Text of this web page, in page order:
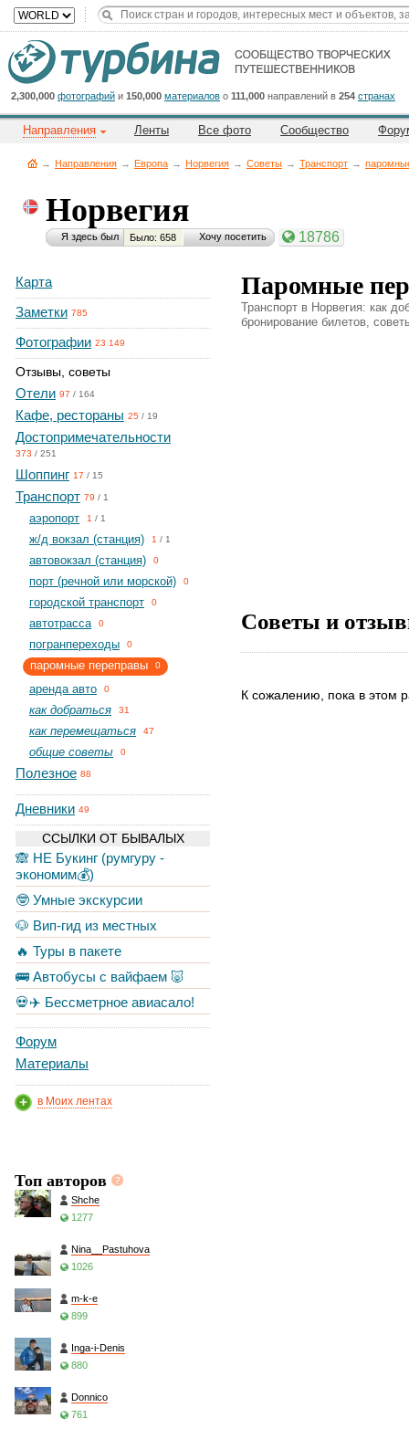
2,300,000 фотографий и 150,000 материалов о 111,000 направлений в 254 странах
Направления Ленты Все фото Сообщество
→ Направления → Европа → Норвегия → Советы → Транспорт →
Норвегия
Я здесь был Было: 658 Хочу посетить 18786
Карта
Заметки 785
Фотографии 23 149
Отзывы, советы
Отели 97 / 164
Кафе, рестораны 25 / 19
Достопримечательности
373 / 251
Шоппинг 17 / 15
Транспорт 79 / 1
aэропорт 1 / 1
ж/д вокзал (станция) 1 / 1
автовокзал (станция) 0
порт (речной или морской) 0
городской транспорт 0
автотрасса 0
погранпереходы 0
паромные переправы 0
аренда авто 0
как добраться 31
как перемещаться 47
общие советы 0
Полезное 88
Дневники 49
ССЫЛКИ ОТ БЫВАЛЫХ
🙈 НЕ Букинг (румгуру -
экономим💰)
🤓 Умные экскурсии
🐶 Вип-гид из местных
🔥 Туры в пакете
🚌 Автобусы с вайфаем 🐷
💀✈️ Бессметрное авиасало!
Форум
Материалы
в Моих лентах
Топ авторов
Shche
1277
Nina__Pastuhova
1026
m-k-e
899
Inga-i-Denis
880
Donnico
761
Паромные
Транспорт в Норвегия: как
бронирование билетов,
Советы и
К сожалению, пока в этом
Cейчас
на
сайте:
Title
Button